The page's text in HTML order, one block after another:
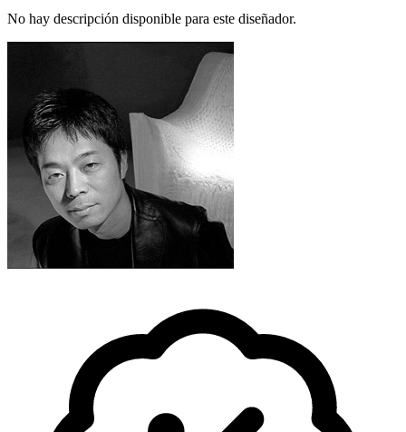
No hay descripción disponible para este diseñador.